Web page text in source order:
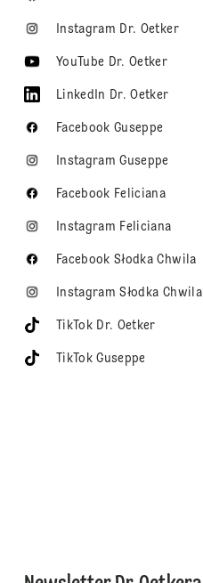
Instagram Dr. Oetker
YouTube Dr. Oetker
LinkedIn Dr. Oetker
Facebook Guseppe
Instagram Guseppe
Facebook Feliciana
Instagram Feliciana
Facebook Słodka Chwila
Instagram Słodka Chwila
TikTok Dr. Oetker
TikTok Guseppe